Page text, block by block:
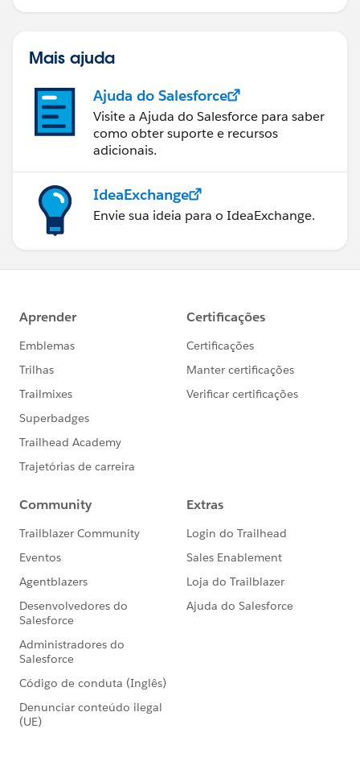
Mais ajuda
Ajuda do Salesforce
Visite a Ajuda do Salesforce para saber
como obter suporte e recursos
adicionais.
IdeaExchange
Envie sua ideia para o IdeaExchange.